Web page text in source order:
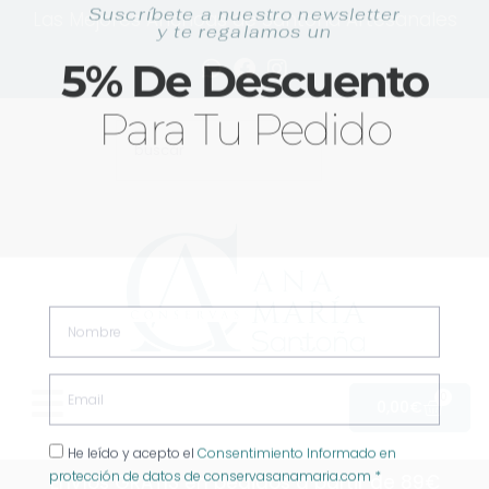
contenido
Las Mejores Anchoas de Santoña Artesanales
Buscar
Envíos GRATIS en pedidos a partir de 89€
Suscríbete a nuestro newsletter
y te regalamos un
Email